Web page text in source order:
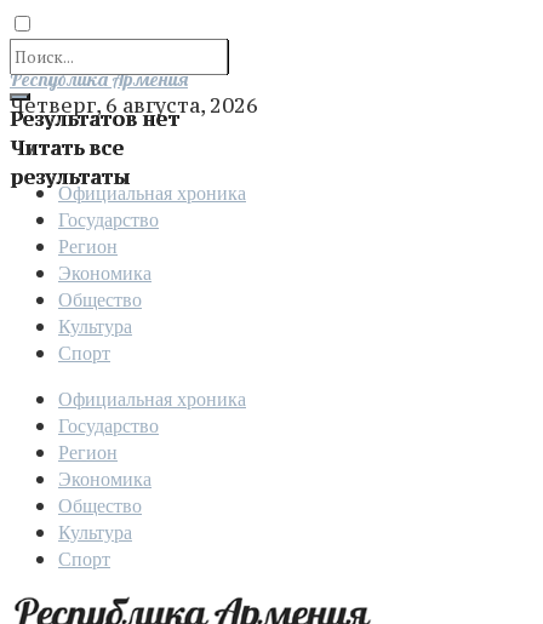
Результатов нет
Читать все
результаты
Отправить
Республика Армения
Четверг, 6 августа, 2026
Официальная хроника
Государство
Регион
Экономика
Общество
Культура
Спорт
Официальная хроника
Государство
Регион
Экономика
Общество
Культура
Спорт